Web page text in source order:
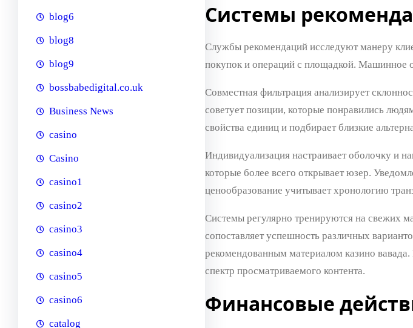
blog6
blog8
blog9
bossbabedigital.co.uk
Business News
casino
Casino
casino1
casino2
casino3
casino4
casino5
casino6
catalog
Системы
Службы рекомендаций исследуют манеру
покупок и операций с площадкой. Машинное
Совместная фильтрация анализирует
советует позиции, которые понравились
свойства единиц и подбирает близкие
Индивидуализация настраивает оболочку и
которые более всего открывает юзер.
ценообразование учитывает хронологию
Системы регулярно тренируются на свежих
сопоставляет успешность различных
рекомендованным материалом казино
спектр просматриваемого контента.
Финансовые